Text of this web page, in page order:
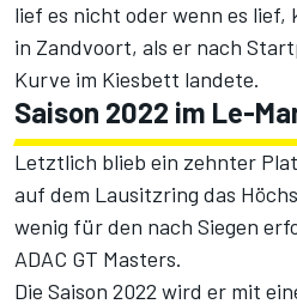
lief es nicht oder wenn es lief,
in Zandvoort, als er nach
Kurve im Kiesbett landete.
Saison 2022 im Le-
Letztlich blieb ein zehnter
auf dem Lausitzring das
wenig für den nach Siegen
ADAC GT Masters.
Die Saison 2022 wird er mit